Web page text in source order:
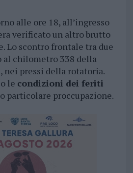
alle ore 18, all’ingresso
verificato un altro brutto
Lo scontro frontale tra due
al chilometro 338 della
nei pressi della rotatoria.
le condizioni dei feriti
particolare proccupazione.